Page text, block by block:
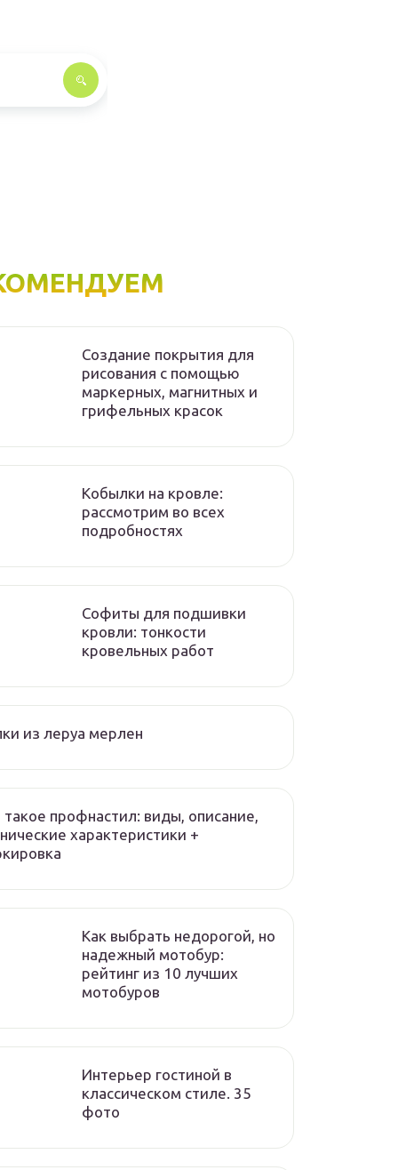
Создание покрытия для
рисования с помощью
маркерных, магнитных и
грифельных красок
Кобылки на кровле:
рассмотрим во всех
подробностях
Софиты для подшивки
кровли: тонкости
кровельных работ
из леруа мерлен
такое профнастил: виды, описание,
характеристики +
Как выбрать недорогой, но
надежный мотобур:
рейтинг из 10 лучших
мотобуров
Интерьер гостиной в
классическом стиле. 35
фото